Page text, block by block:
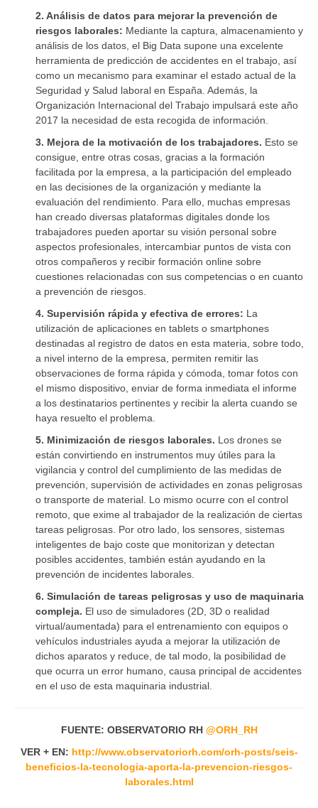
2. Análisis de datos para mejorar la prevención de
riesgos laborales: Mediante la captura, almacenamiento y
análisis de los datos, el Big Data supone una excelente
herramienta de predicción de accidentes en el trabajo, así
como un mecanismo para examinar el estado actual de la
Seguridad y Salud laboral en España. Además, la
Organización Internacional del Trabajo impulsará este año
2017 la necesidad de esta recogida de información.
3. Mejora de la motivación de los trabajadores. Esto se
consigue, entre otras cosas, gracias a la formación
facilitada por la empresa, a la participación del empleado
en las decisiones de la organización y mediante la
evaluación del rendimiento. Para ello, muchas empresas
han creado diversas plataformas digitales donde los
trabajadores pueden aportar su visión personal sobre
aspectos profesionales, intercambiar puntos de vista con
otros compañeros y recibir formación online sobre
cuestiones relacionadas con sus competencias o en cuanto
a prevención de riesgos.
4. Supervisión rápida y efectiva de errores: La
utilización de aplicaciones en tablets o smartphones
destinadas al registro de datos en esta materia, sobre todo,
a nivel interno de la empresa, permiten remitir las
observaciones de forma rápida y cómoda, tomar fotos con
el mismo dispositivo, enviar de forma inmediata el informe
a los destinatarios pertinentes y recibir la alerta cuando se
haya resuelto el problema.
5. Minimización de riesgos laborales. Los drones se
están convirtiendo en instrumentos muy útiles para la
vigilancia y control del cumplimiento de las medidas de
prevención, supervisión de actividades en zonas peligrosas
o transporte de material. Lo mismo ocurre con el control
remoto, que exime al trabajador de la realización de ciertas
tareas peligrosas. Por otro lado, los sensores, sistemas
inteligentes de bajo coste que monitorizan y detectan
posibles accidentes, también están ayudando en la
prevención de incidentes laborales.
6. Simulación de tareas peligrosas y uso de maquinaria
compleja. El uso de simuladores (2D, 3D o realidad
virtual/aumentada) para el entrenamiento con equipos o
vehículos industriales ayuda a mejorar la utilización de
dichos aparatos y reduce, de tal modo, la posibilidad de
que ocurra un error humano, causa principal de accidentes
en el uso de esta maquinaria industrial.
FUENTE: OBSERVATORIO RH @ORH_RH
VER + EN: http://www.observatoriorh.com/orh-posts/seis-
beneficios-la-tecnologia-aporta-la-prevencion-riesgos-
laborales.html